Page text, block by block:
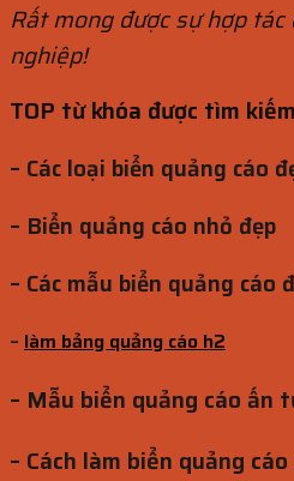
Rất mong được sự hợp tác
nghiệp!
TOP từ khóa được tìm kiếm
– Các loại biển quảng cáo
– Biển quảng cáo nhỏ đẹp
– Các mẫu biển quảng cáo
– làm bảng quảng cáo h2
– Mẫu biển quảng cáo ấn
– Cách làm biển quảng